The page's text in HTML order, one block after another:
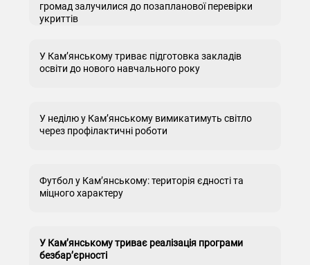
громад залучилися до позапланової перевірки
укриттів
У Кам’янському триває підготовка закладів
освіти до нового навчального року
У неділю у Кам’янському вимикатимуть світло
через профілактичні роботи
Футбол у Кам’янському: територія єдності та
міцного характеру
У Кам’янському триває реалізація програми
безбар’єрності